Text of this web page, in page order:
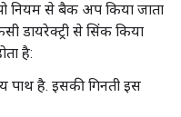
नियम से बैक अप किया जाता
डायरेक्ट्री से सिंक किया
है:
पाथ है. इसकी गिनती इस